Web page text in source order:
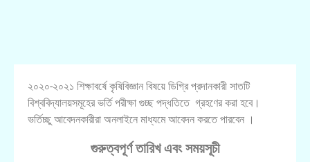
২০২০-২০২১ শিক্ষাবর্ষে কৃষিবিজ্ঞান বিষয়ে ডিগ্রি প্রদানকারী সাতটি
বিশ্ববিদ্যালয়সমূহের ভর্তি পরীক্ষা গুচ্ছ পদ্ধতিতে গ্রহণের করা হবে।
ভর্তিচ্ছু আবেদনকারীরা অনলাইনে মাধ্যমে আবেদন করতে পারবেন ।
গুরুত্বপূর্ণ তারিখ এবং সময়সূচী